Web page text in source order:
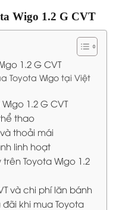
Wigo 1.2 G CVT
1.2 G CVT
Toyota Wigo tại Việt
1.2 G CVT
thao
thoải mái
linh hoạt
Toyota Wigo 1.2
và chi phí lăn bánh
khi mua Toyota